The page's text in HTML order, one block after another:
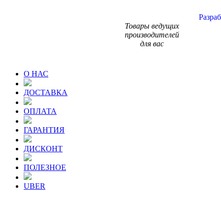
Товары ведущих
производителей
для вас
О НАС
ДОСТАВКА
ОПЛАТА
ГАРАНТИЯ
ДИСКОНТ
ПОЛЕЗНОЕ
UBER